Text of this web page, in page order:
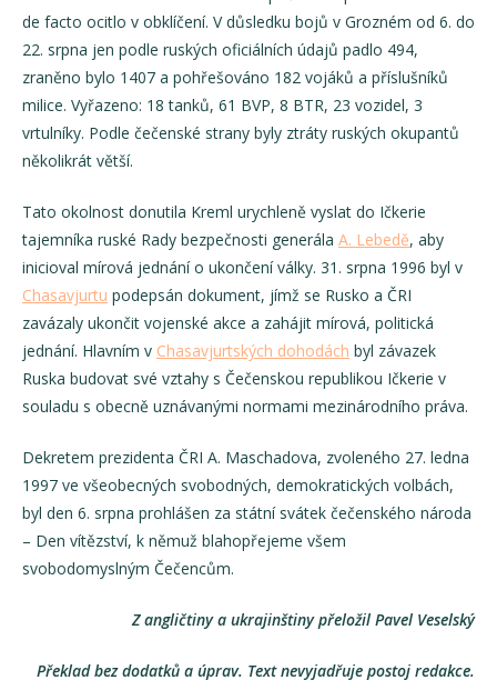
de facto ocitlo v obklíčení. V důsledku bojů v Grozném od 6. do
22. srpna jen podle ruských oficiálních údajů padlo 494,
zraněno bylo 1407 a pohřešováno 182 vojáků a příslušníků
milice. Vyřazeno: 18 tanků, 61 BVP, 8 BTR, 23 vozidel, 3
vrtulníky. Podle čečenské strany byly ztráty ruských okupantů
několikrát větší.
Tato okolnost donutila Kreml urychleně vyslat do Ičkerie
tajemníka ruské Rady bezpečnosti generála A. Lebedě, aby
inicioval mírová jednání o ukončení války. 31. srpna 1996 byl v
Chasavjurtu podepsán dokument, jímž se Rusko a ČRI
zavázaly ukončit vojenské akce a zahájit mírová, politická
jednání. Hlavním v Chasavjurtských dohodách byl závazek
Ruska budovat své vztahy s Čečenskou republikou Ičkerie v
souladu s obecně uznávanými normami mezinárodního práva.
Dekretem prezidenta ČRI A. Maschadova, zvoleného 27. ledna
1997 ve všeobecných svobodných, demokratických volbách,
byl den 6. srpna prohlášen za státní svátek čečenského národa
– Den vítězství, k němuž blahopřejeme všem
svobodomyslným Čečencům.
Z angličtiny a ukrajinštiny přeložil Pavel Veselský
Překlad bez dodatků a úprav. Text nevyjadřuje postoj redakce.